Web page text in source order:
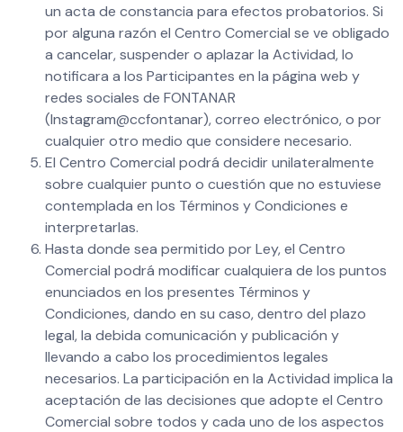
un acta de constancia para efectos probatorios. Si
por alguna razón el Centro Comercial se ve obligado
a cancelar, suspender o aplazar la Actividad, lo
notificara a los Participantes en la página web y
redes sociales de FONTANAR
(Instagram@ccfontanar), correo electrónico, o por
cualquier otro medio que considere necesario.
El Centro Comercial podrá decidir unilateralmente
sobre cualquier punto o cuestión que no estuviese
contemplada en los Términos y Condiciones e
interpretarlas.
Hasta donde sea permitido por Ley, el Centro
Comercial podrá modificar cualquiera de los puntos
enunciados en los presentes Términos y
Condiciones, dando en su caso, dentro del plazo
legal, la debida comunicación y publicación y
llevando a cabo los procedimientos legales
necesarios. La participación en la Actividad implica la
aceptación de las decisiones que adopte el Centro
Comercial sobre todos y cada uno de los aspectos